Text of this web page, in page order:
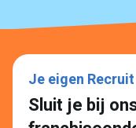
Je eigen
Sluit je bij